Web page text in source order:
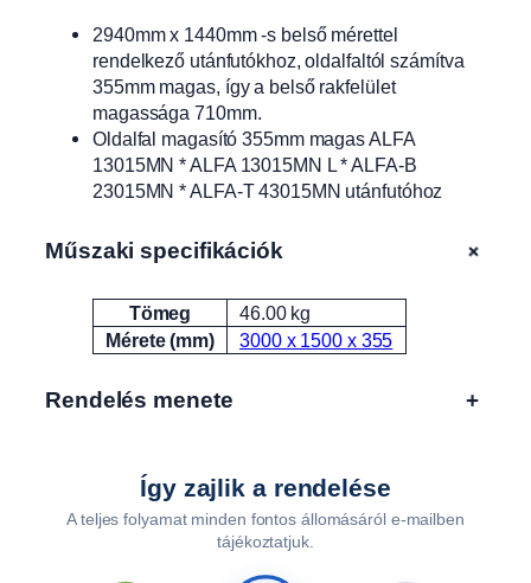
M
A
2940mm x 1440mm -s belső mérettel
rendelkező utánfutókhoz, oldalfaltól számítva
355mm magas, így a belső rakfelület
magassága 710mm.
Oldalfal magasító 355mm magas ALFA
13015MN * ALFA 13015MN L * ALFA-B
23015MN * ALFA-T 43015MN utánfutóhoz
Műszaki specifikációk +
Attribútumok Érték
Tömeg
46.00 kg
Mérete (mm)
3000 x 1500 x 355
Rendelés menete +
Így zajlik a rendelése
A teljes folyamat minden fontos állomásáról e-mailben
tájékoztatjuk.